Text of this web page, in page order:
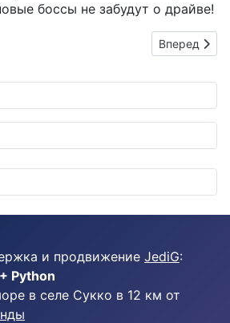
боссы не забудут о драйве!
L00: Когда поезд становится
Следующий:
Вперед
и продвижение JediG:
Python
в селе Сукко в 12 км от